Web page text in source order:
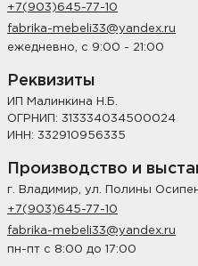
+7(903)645-77-10
fabrika-mebeli33@yandex.ru
ежедневно, с 9:00 - 21:00
Реквизиты
ИП Малинкина Н.Б.
ОГРНИП: 313334034500024
ИНН: 332910956335
Производство и
г. Владимир, ул. Полины
+7(903)645-77-10
fabrika-mebeli33@yandex.ru
пн-пт с 8:00 до 17:00